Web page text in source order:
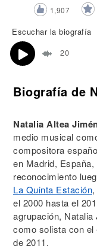
1,907
Escuchar la biografía
20
Biografía de
Natalia Altea
medio musical
compositora
en Madrid,
reconocimiento
La Quinta Estación
el 2000 hasta el
agrupación,
como solista con el
de 2011.